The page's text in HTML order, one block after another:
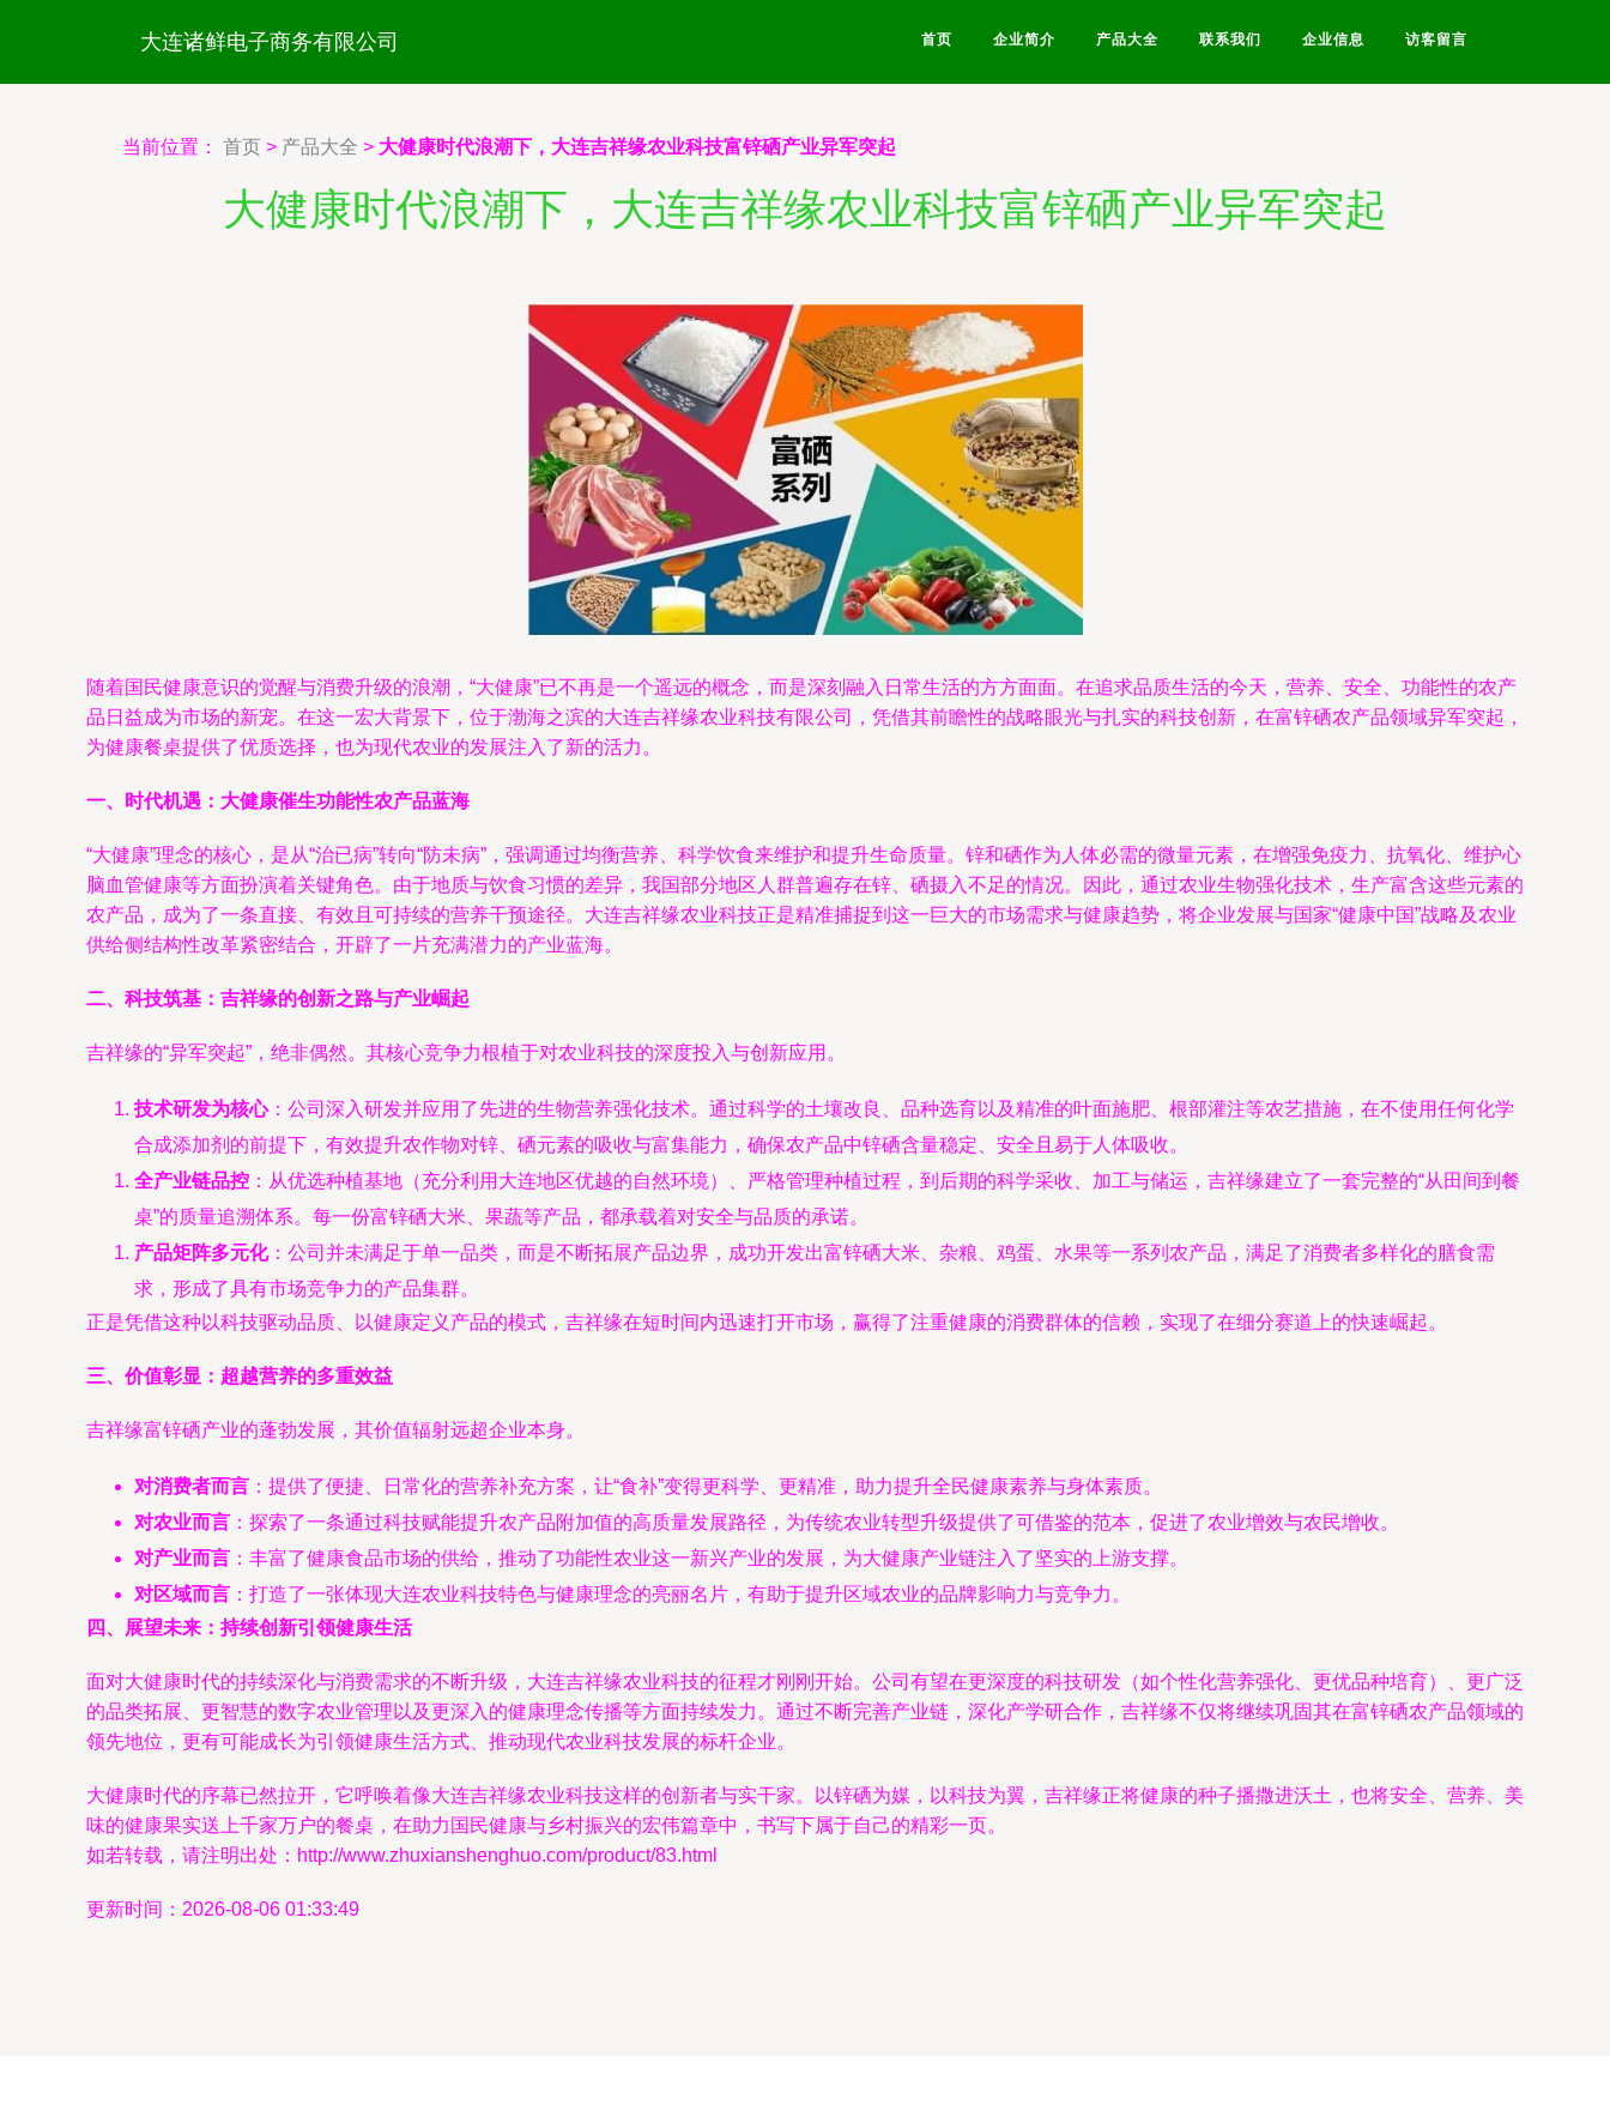
大连诸鲜电子商务有限公司 首页 企业简介 产品大全 联系我们 企业信息 访客留言
当前位置： 首页 > 产品大全 > 大健康时代浪潮下，大连吉祥缘农业科技富锌硒产业异军突起
大健康时代浪潮下，大连吉祥缘农业科技富锌硒产业异军突起
随着国民健康意识的觉醒与消费升级的浪潮，“大健康”已不再是一个遥远的概念，而是深刻融入日常生活的方方面面。在追求品质生活的今天，营养、安全、功能性的农产
品日益成为市场的新宠。在这一宏大背景下，位于渤海之滨的大连吉祥缘农业科技有限公司，凭借其前瞻性的战略眼光与扎实的科技创新，在富锌硒农产品领域异军突起，
为健康餐桌提供了优质选择，也为现代农业的发展注入了新的活力。
一、时代机遇：大健康催生功能性农产品蓝海
“大健康”理念的核心，是从“治已病”转向“防未病”，强调通过均衡营养、科学饮食来维护和提升生命质量。锌和硒作为人体必需的微量元素，在增强免疫力、抗氧化、维护心
脑血管健康等方面扮演着关键角色。由于地质与饮食习惯的差异，我国部分地区人群普遍存在锌、硒摄入不足的情况。因此，通过农业生物强化技术，生产富含这些元素的
农产品，成为了一条直接、有效且可持续的营养干预途径。大连吉祥缘农业科技正是精准捕捉到这一巨大的市场需求与健康趋势，将企业发展与国家“健康中国”战略及农业
供给侧结构性改革紧密结合，开辟了一片充满潜力的产业蓝海。
二、科技筑基：吉祥缘的创新之路与产业崛起
吉祥缘的“异军突起”，绝非偶然。其核心竞争力根植于对农业科技的深度投入与创新应用。
技术研发为核心：公司深入研发并应用了先进的生物营养强化技术。通过科学的土壤改良、品种选育以及精准的叶面施肥、根部灌注等农艺措施，在不使用任何化学
合成添加剂的前提下，有效提升农作物对锌、硒元素的吸收与富集能力，确保农产品中锌硒含量稳定、安全且易于人体吸收。
全产业链品控 ：从优选种植基地（充分利用大连地区优越的自然环境）、严格管理种植过程，到后期的科学采收、加工与储运，吉祥缘建立了一套完整的“从田间到餐
桌”的质量追溯体系。每一份富锌硒大米、果蔬等产品，都承载着对安全与品质的承诺。
产品矩阵多元化：公司并未满足于单一品类，而是不断拓展产品边界，成功开发出富锌硒大米、杂粮、鸡蛋、水果等一系列农产品，满足了消费者多样化的膳食需
求，形成了具有市场竞争力的产品集群。
正是凭借这种以科技驱动品质、以健康定义产品的模式，吉祥缘在短时间内迅速打开市场，赢得了注重健康的消费群体的信赖，实现了在细分赛道上的快速崛起。
三、价值彰显：超越营养的多重效益
吉祥缘富锌硒产业的蓬勃发展，其价值辐射远超企业本身。
对消费者而言 ：提供了便捷、日常化的营养补充方案，让“食补”变得更科学、更精准，助力提升全民健康素养与身体素质。
对农业而言 ：探索了一条通过科技赋能提升农产品附加值的高质量发展路径，为传统农业转型升级提供了可借鉴的范本，促进了农业增效与农民增收。
对产业而言 ：丰富了健康食品市场的供给，推动了功能性农业这一新兴产业的发展，为大健康产业链注入了坚实的上游支撑。
对区域而言 ：打造了一张体现大连农业科技特色与健康理念的亮丽名片，有助于提升区域农业的品牌影响力与竞争力。
四、展望未来：持续创新引领健康生活
面对大健康时代的持续深化与消费需求的不断升级，大连吉祥缘农业科技的征程才刚刚开始。公司有望在更深度的科技研发（如个性化营养强化、更优品种培育）、更广泛
的品类拓展、更智慧的数字农业管理以及更深入的健康理念传播等方面持续发力。通过不断完善产业链，深化产学研合作，吉祥缘不仅将继续巩固其在富锌硒农产品领域的
领先地位，更有可能成长为引领健康生活方式、推动现代农业科技发展的标杆企业。
大健康时代的序幕已然拉开，它呼唤着像大连吉祥缘农业科技这样的创新者与实干家。以锌硒为媒，以科技为翼，吉祥缘正将健康的种子播撒进沃土，也将安全、营养、美
味的健康果实送上千家万户的餐桌，在助力国民健康与乡村振兴的宏伟篇章中，书写下属于自己的精彩一页。
如若转载，请注明出处：http://www.zhuxianshenghuo.com/product/83.html
更新时间：2026-08-06 01:33:49